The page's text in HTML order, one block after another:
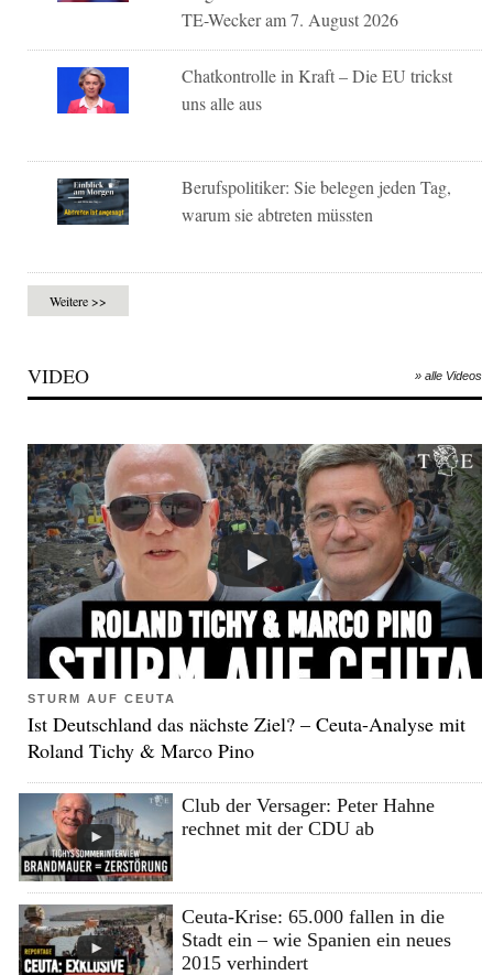
TE-Wecker am 7. August 2026
Chatkontrolle in Kraft – Die EU trickst
uns alle aus
Berufspolitiker: Sie belegen jeden Tag,
warum sie abtreten müssten
Weitere >>
VIDEO » alle Videos
STURM AUF CEUTA
Ist Deutschland das nächste Ziel? – Ceuta-Analyse mit
Roland Tichy & Marco Pino
Club der Versager: Peter Hahne
rechnet mit der CDU ab
Ceuta-Krise: 65.000 fallen in die
Stadt ein – wie Spanien ein neues
2015 verhindert